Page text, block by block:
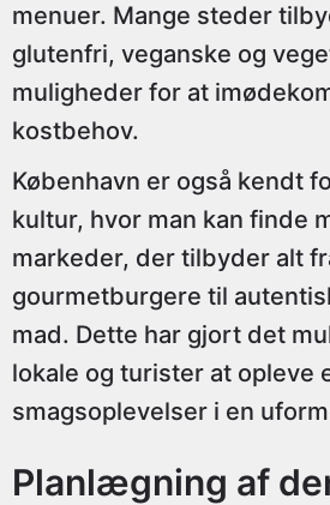
menuer. Mange steder
glutenfri, veganske og
muligheder for at
kostbehov.
København er også kendt
kultur, hvor man kan finde
markeder, der tilbyder alt
gourmetburgere til
mad. Dette har gjort det
lokale og turister at opleve
smagsoplevelser i en
Planlægning af